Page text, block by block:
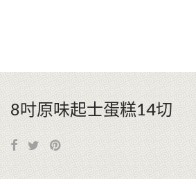
8吋原味起士蛋糕14切